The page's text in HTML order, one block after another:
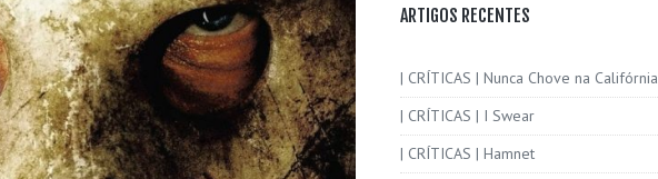
ARTIGOS RECENTES
| CRÍTICAS | Nunca Chove na Califórnia
| CRÍTICAS | I Swear
| CRÍTICAS | Hamnet